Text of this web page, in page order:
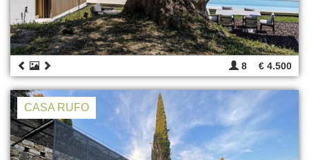
8 € 4.500
CASA RUFO